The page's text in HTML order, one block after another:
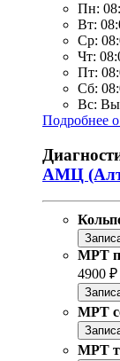
Пн:
Вт:
Ср:
Чт:
Пт:
Сб:
Вс:
Подробнее
АМЦ
МРТ
4900 ₽
МРТ
МРТ